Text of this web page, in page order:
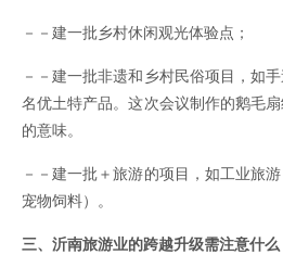
－－建一批乡村休闲观光体验点；
－－建一批非遗和乡村民俗项目，如
名优土特产品。这次会议制作的鹅毛
的意味。
－－建一批＋旅游的项目，如工业旅
宠物饲料）。
三、沂南旅游业的跨越升级需注意什么